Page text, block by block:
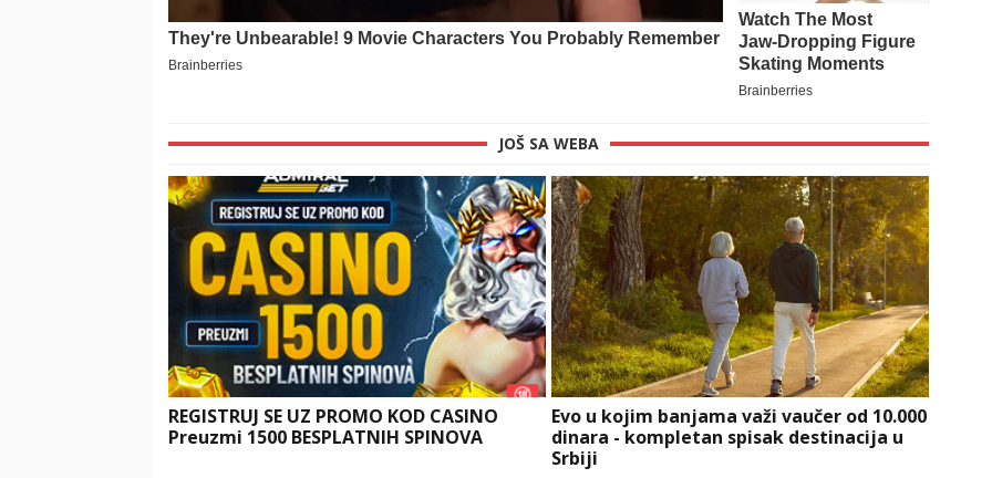
JOŠ SA WEBA
REGISTRUJ SE UZ PROMO KOD CASINO
Preuzmi 1500 BESPLATNIH SPINOVA
Evo u kojim banjama važi vaučer od 10.000
dinara - kompletan spisak destinacija u
Srbiji